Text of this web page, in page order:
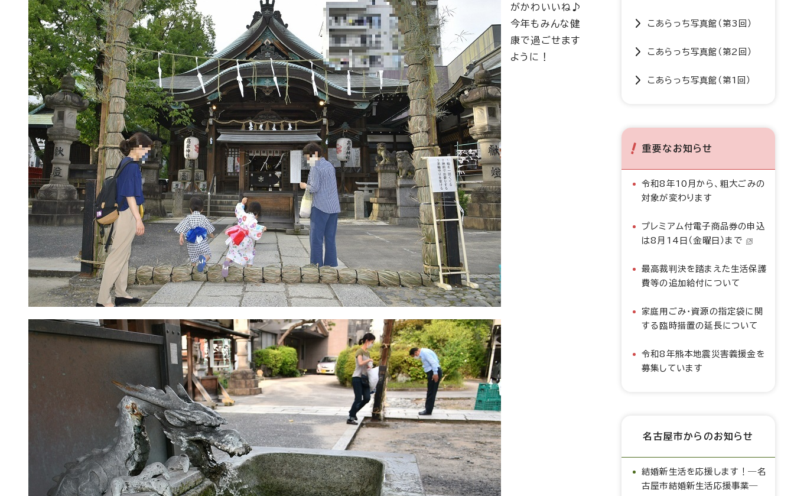
がかわいいね♪
今年もみんな健
康で過ごせます
ように！
こあらっち写真館（第3回）
こあらっち写真館（第2回）
こあらっち写真館（第1回）
重要なお知らせ
令和8年10月から、粗大ごみの
対象が変わります
プレミアム付電子商品券の申込
は8月14日（金曜日）まで
最高裁判決を踏まえた生活保護
費等の追加給付について
家庭用ごみ・資源の指定袋に関
する臨時措置の延長について
令和8年熊本地震災害義援金を
募集しています
名古屋市からのお知らせ
結婚新生活を応援します！―名
古屋市結婚新生活応援事業―